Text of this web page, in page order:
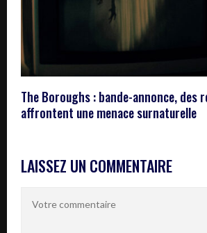
The Boroughs : bande-annonce, des
affrontent une menace surnaturelle
LAISSEZ UN COMMENTAIRE